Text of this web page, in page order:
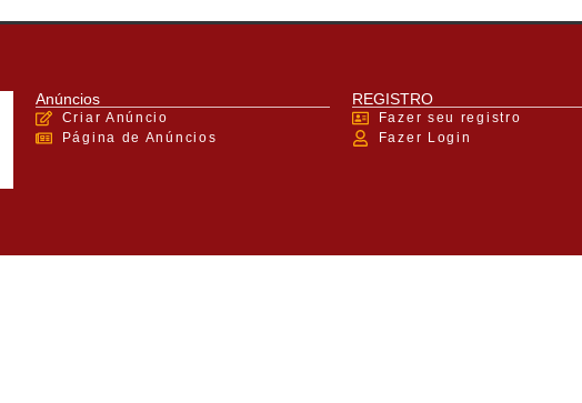
Anúncios
Criar Anúncio
Página de Anúncios
REGISTRO
Fazer seu registro
Fazer Login